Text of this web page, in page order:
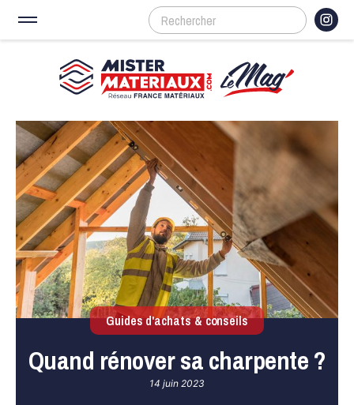
Rechercher
Guides d'achats & conseils
Quand rénover sa charpente ?
14 juin 2023